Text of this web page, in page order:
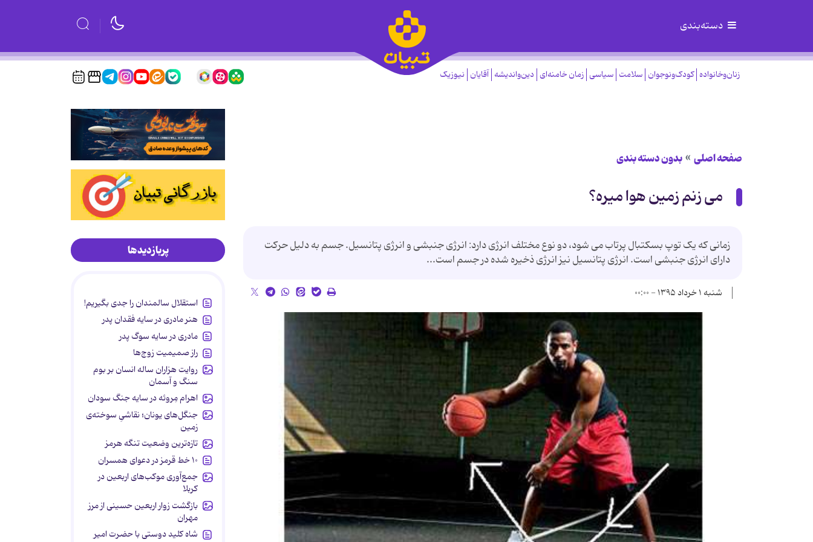
دسته‌بندی
زنان‌وخانواده کودک‌ونوجوان سلامت سیاسی زمان خامنه‌ای دین‌واندیشه آقایان نیوزیک
صفحه اصلی بدون دسته بندی
می زنم زمین هوا میره؟
زمانی که یک توپ بسکتبال پرتاب می شود، دو نوع مختلف انرژی دارد: انرژی جنبشی و انرژی پتانسیل. جسم به دلیل حرکت
دارای انرژی جنبشی است. انرژی پتانسیل نیز انرژی ذخیره شده در جسم است...
شنبه ۱ خرداد ۱۳۹۵ - ۰۰:۰۰
پربازدیدها
استقلال سالمندان را جدی بگیریم!
هنر مادری در سایه‌ فقدان پدر
مادری در سایه سوگ پدر
راز صمیمیت زوج‌ها
روایت هزاران ساله انسان بر بوم
سنگ و آسمان
اهرام مِروئه در سایه جنگ سودان
جنگل‌های یونان؛ نقاشیِ سوخته‌ی
زمین
تازه‌ترین وضعیت تنگه هرمز
۱۰ خط قرمز در دعوای همسران
جمع‌آوری موکب‌های اربعین در
کربلا
بازگشت زوار اربعین حسینی از مرز
مهران
شاه کلید دوستی با حضرت امیر